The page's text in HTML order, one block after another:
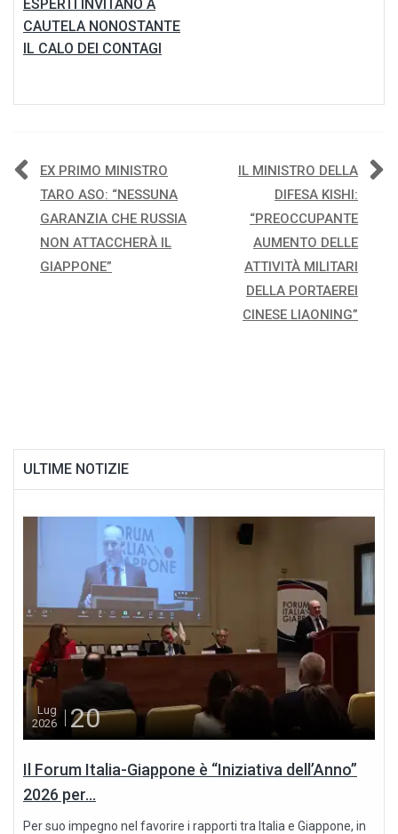
ESPERTI INVITANO A
CAUTELA NONOSTANTE
IL CALO DEI CONTAGI
Navigazione
articoli
EX PRIMO MINISTRO
TARO ASO: “NESSUNA
GARANZIA CHE RUSSIA
NON ATTACCHERÀ IL
GIAPPONE”
IL MINISTRO DELLA
DIFESA KISHI:
“PREOCCUPANTE
AUMENTO DELLE
ATTIVITÀ MILITARI
DELLA PORTAEREI
CINESE LIAONING”
ULTIME NOTIZIE
Lug
2026
20
Il Forum Italia-Giappone è “Iniziativa dell’Anno”
2026 per...
Per suo impegno nel favorire i rapporti tra Italia e Giappone, in